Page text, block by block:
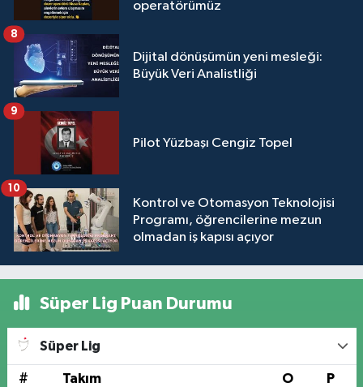
operatörümüz
Dijital dönüşümün yeni mesleği:
Büyük Veri Analistliği
8
Pilot Yüzbaşı Cengiz Topel
9
Kontrol ve Otomasyon Teknolojisi
Programı, öğrencilerine mezun
olmadan iş kapısı açıyor
10
Süper Lig Puan Durumu
Süper Lig
# Takım O P